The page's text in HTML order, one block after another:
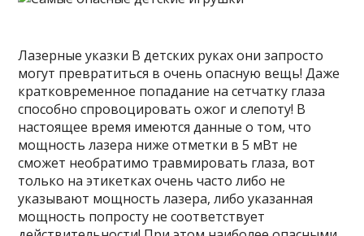
Лазерные указки В детских руках они запросто
могут превратиться в очень опасную вещь! Даже
кратковременное попадание на сетчатку глаза
способно спровоцировать ожог и слепоту! В
настоящее время имеются данные о том, что
мощность лазера ниже отметки в 5 мВт не
сможет необратимо травмировать глаза, вот
только на этикетках очень часто либо не
указывают мощность лазера, либо указанная
мощность попросту не соответствует